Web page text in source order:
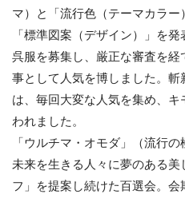
マ）と「流行色（テーマカラー
「標準図案（デザイン）」を
呉服を募集し、厳正な審査を
事として人気を博しました。
は、毎回大変な人気を集め、
われました。
「ウルチマ・オモダ」（流行
未来を生きる人々に夢のある
フ」を提案し続けた百選会。